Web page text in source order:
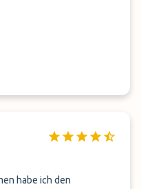
habe ich den